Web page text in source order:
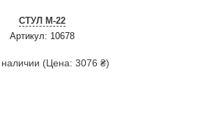
СТУЛ M-22
Артикул: 10678
наличии (Цена: 3076 ₴)